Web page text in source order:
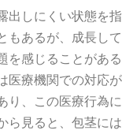
しにくい状態を指
もあるが、成長し
を感じることがあ
医療機関での対応
り、この医療行為
ら見ると、包茎に